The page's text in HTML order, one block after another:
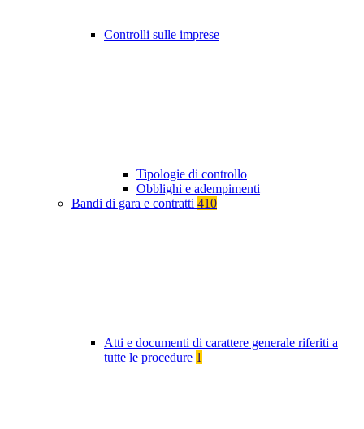
Controlli sulle imprese
Tipologie di controllo
Obblighi e adempimenti
Bandi di gara e contratti 410
Atti e documenti di carattere generale riferiti a
tutte le procedure 1